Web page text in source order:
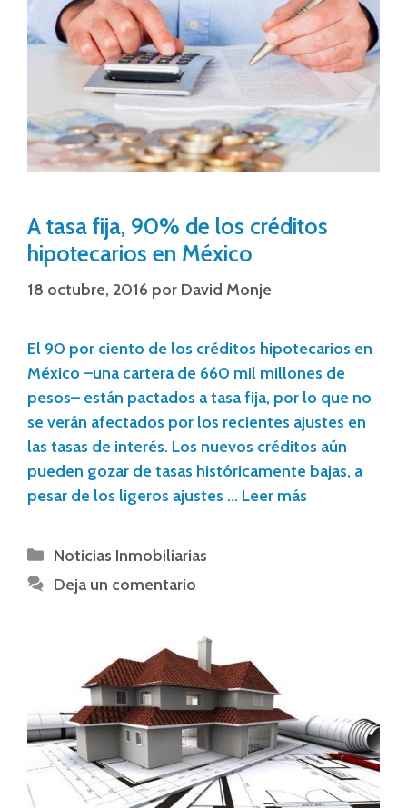
A tasa fija, 90% de los créditos
hipotecarios en México
18 octubre, 2016 por David Monje
El 90 por ciento de los créditos hipotecarios en
México –una cartera de 660 mil millones de
pesos– están pactados a tasa fija, por lo que no
se verán afectados por los recientes ajustes en
las tasas de interés. Los nuevos créditos aún
pueden gozar de tasas históricamente bajas, a
pesar de los ligeros ajustes … Leer más
Noticias Inmobiliarias
Deja un comentario